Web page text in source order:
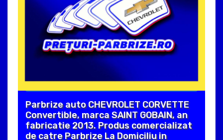
Parbrize auto CHEVROLET CORVETTE
Convertible, marca SAINT GOBAIN, an
fabricatie 2013. Produs comercializat
de catre Parbrize La Domiciliu in